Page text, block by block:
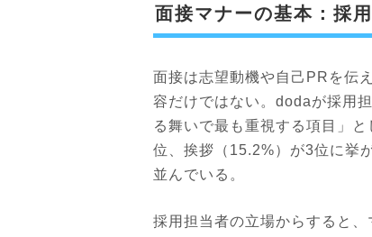
面接マナーの基本：採
面接は志望動機や自己PRを伝
容だけではない。dodaが採用
る舞いで最も重視する項目」
位、挨拶（15.2%）が3位に挙
並んでいる。
採用担当者の立場からすると